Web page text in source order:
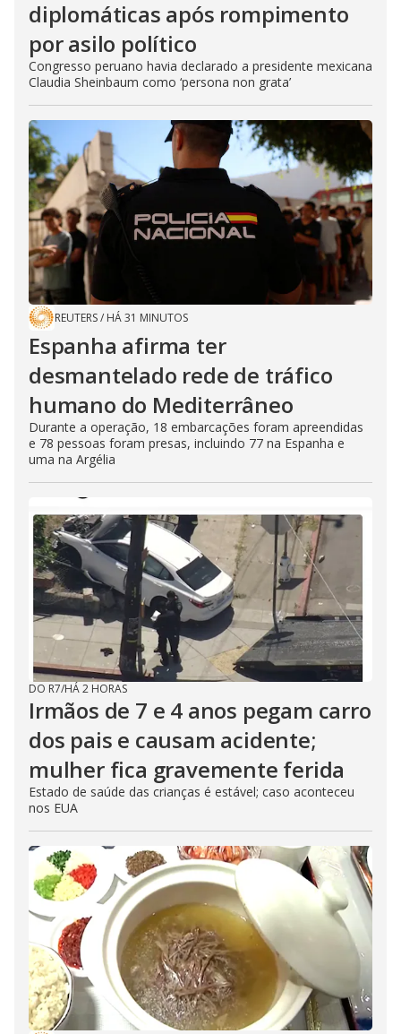
diplomáticas após rompimento
por asilo político
Congresso peruano havia declarado a presidente mexicana
Claudia Sheinbaum como ‘persona non grata’
REUTERS/ HÁ 31 MINUTOS
Espanha afirma ter
desmantelado rede de tráfico
humano do Mediterrâneo
Durante a operação, 18 embarcações foram apreendidas
e 78 pessoas foram presas, incluindo 77 na Espanha e
uma na Argélia
DO R7/HÁ 2 HORAS
Irmãos de 7 e 4 anos pegam carro
dos pais e causam acidente;
mulher fica gravemente ferida
Estado de saúde das crianças é estável; caso aconteceu
nos EUA